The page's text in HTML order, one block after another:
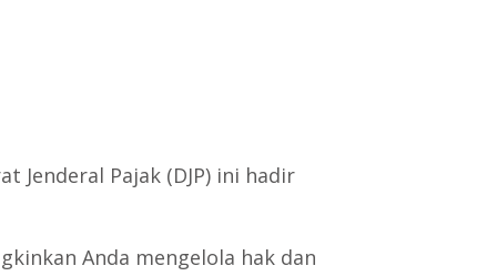
Pajak (DJP) ini hadir
Anda mengelola hak dan